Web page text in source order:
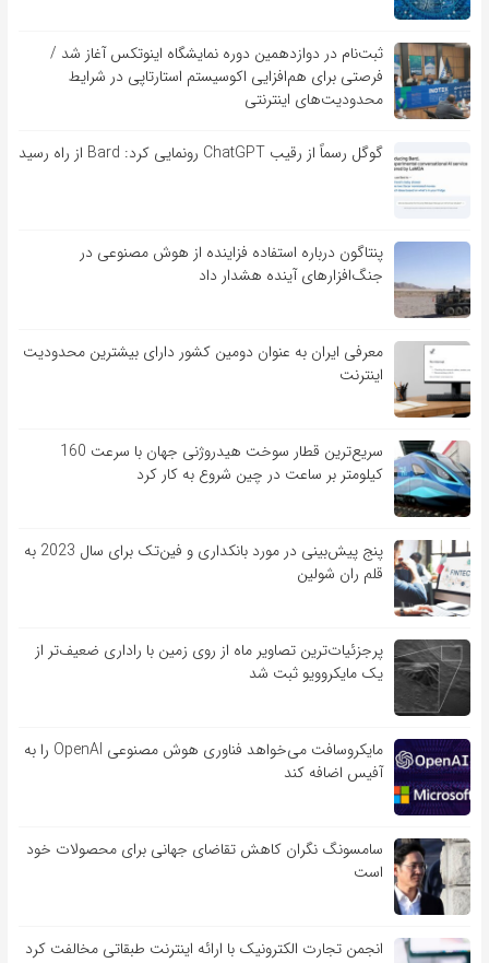
ثبت‌نام در دوازدهمین دوره نمایشگاه اینوتکس آغاز شد /
فرصتی برای هم‌افزایی اکوسیستم استارتاپی در شرایط
محدودیت‌های اینترنتی
گوگل رسماً از رقیب ChatGPT رونمایی کرد: Bard از راه رسید
پنتاگون درباره استفاده فزاینده از هوش مصنوعی در
جنگ‌افزارهای آینده هشدار داد
معرفی ایران به عنوان دومین کشور دارای بیشترین محدودیت
اینترنت
سریع‌ترین قطار سوخت هیدروژنی جهان با سرعت 160
کیلومتر بر ساعت در چین شروع به کار کرد
پنج پیش‌بینی در مورد بانکداری و فین‌تک برای سال 2023 به
قلم ران شولین
پرجزئیات‌ترین تصاویر ماه از روی زمین با راداری ضعیف‌تر از
یک مایکروویو ثبت شد
مایکروسافت می‌خواهد فناوری هوش مصنوعی OpenAI را به
آفیس اضافه کند
سامسونگ نگران کاهش تقاضای جهانی برای محصولات خود
است
انجمن تجارت الکترونیک با ارائه اینترنت طبقاتی مخالفت کرد